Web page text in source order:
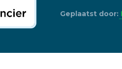
Geplaatst door: